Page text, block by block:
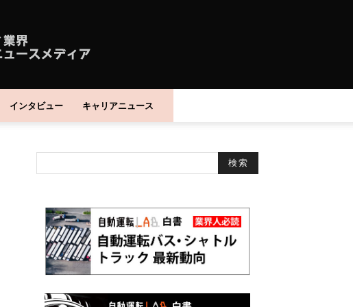
インタビュー キャリアニュース